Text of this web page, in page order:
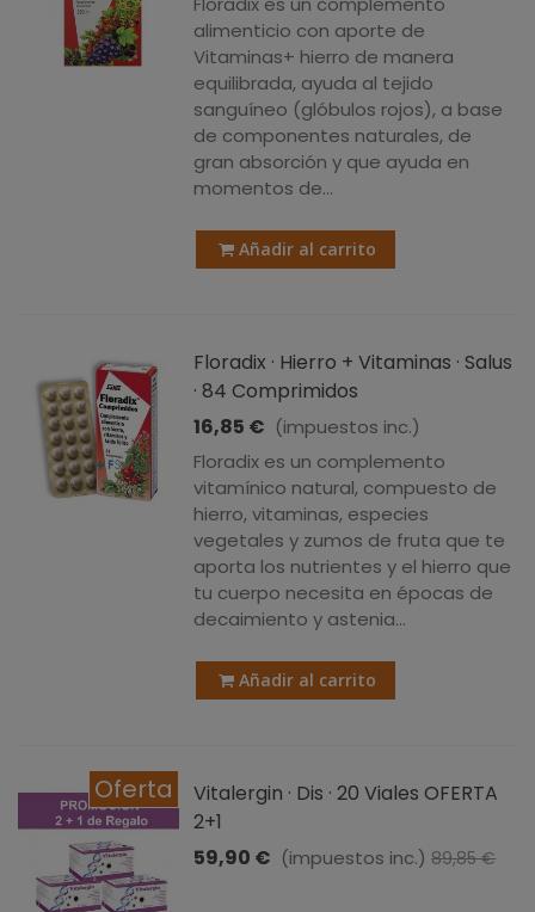
alimenticio con aporte de
Vitaminas+ hierro de manera
equilibrada, ayuda al tejido
sanguíneo (glóbulos rojos), a base
de componentes naturales, de
gran absorción y que ayuda en
momentos de...
Añadir al carrito
Floradix · Hierro + Vitaminas · Salus
· 84 Comprimidos
16,85 € (impuestos inc.)
Floradix es un complemento
vitamínico natural, compuesto de
hierro, vitaminas, especies
vegetales y zumos de fruta que te
aporta los nutrientes y el hierro que
tu cuerpo necesita en épocas de
decaimiento y astenia...
Añadir al carrito
Oferta
Vitalergin · Dis · 20 Viales OFERTA
2+1
59,90 € (impuestos inc.) 89,85 €